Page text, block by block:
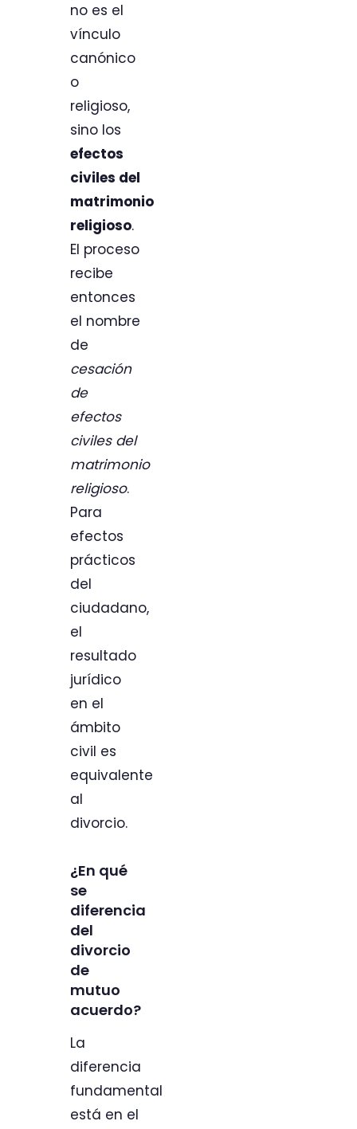
no es el
vínculo
canónico
o
religioso,
sino los
efectos
civiles del
matrimonio
religioso.
El proceso
recibe
entonces
el nombre
de
cesación
de
efectos
civiles del
matrimonio
religioso.
Para
efectos
prácticos
del
ciudadano,
el
resultado
jurídico
en el
ámbito
civil es
equivalente
al
divorcio.
¿En qué
se
diferencia
del
divorcio
de
mutuo
acuerdo?
La
diferencia
fundamental
está en el